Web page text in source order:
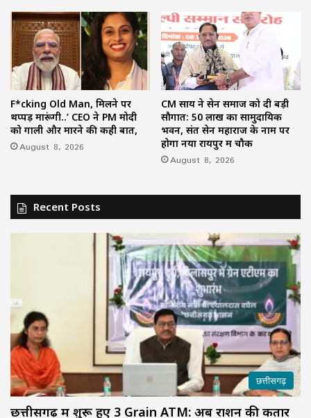
F*cking Old Man, मिलने पर
थप्पड़ मारूंगी..’ CEO ने PM मोदी
को गाली और मारने की कही बात,
August 8, 2026
CM साय ने सेन समाज को दी बड़ी
सौगात: 50 लाख का सामुदायिक
भवन, संत सेन महाराज के नाम पर
होगा नया रायपुर में चौक
August 8, 2026
Recent Posts
छत्तीसगढ़
छत्तीसगढ़ में शुरू हुए 3 Grain ATM: अब राशन की कतार